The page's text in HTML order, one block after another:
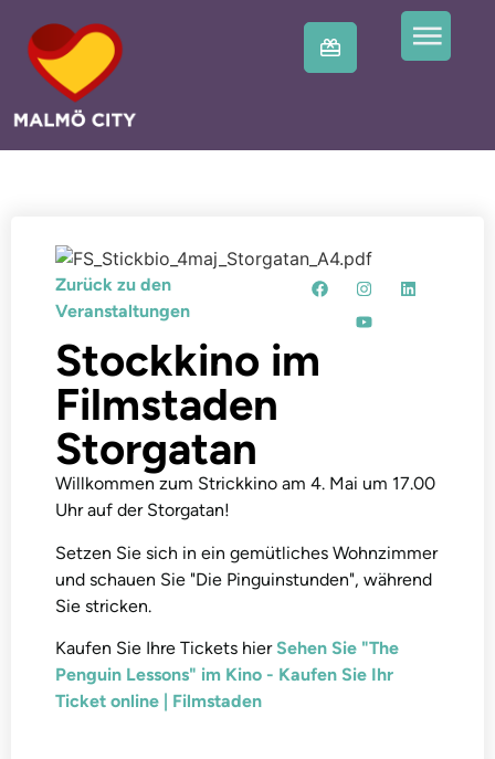
Zurück zu den
Veranstaltungen
Stockkino im
Filmstaden
Storgatan
Willkommen zum Strickkino am 4. Mai um 17.00
Uhr auf der Storgatan!
Setzen Sie sich in ein gemütliches Wohnzimmer
und schauen Sie "Die Pinguinstunden", während
Sie stricken.
Kaufen Sie Ihre Tickets hier Sehen Sie "The
Penguin Lessons" im Kino - Kaufen Sie Ihr
Ticket online | Filmstaden